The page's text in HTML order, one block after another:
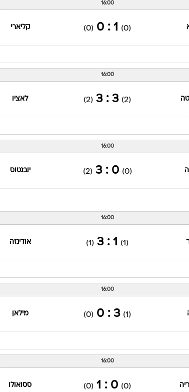
16:00
(0)
1 : 0
(0) קליארי
16:00
(2)
3 : 3
(2) לאציו
16:00
(0)
0 : 3
(2) יובנטוס
16:00
(1)
1 : 3
(1) אודינזה
16:00
(1)
3 : 0
(0) מילאן
16:00
(0)
0 : 1
(0) ססואולו